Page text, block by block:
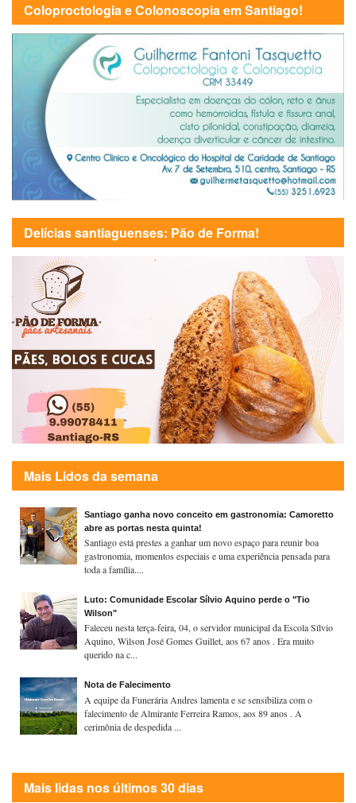
Coloproctologia e Colonoscopia em Santiago!
Delícias santiaguenses: Pão de Forma!
Mais Lidos da semana
Santiago ganha novo conceito em gastronomia: Camoretto
abre as portas nesta quinta!
Santiago está prestes a ganhar um novo espaço para reunir boa
gastronomia, momentos especiais e uma experiência pensada para
toda a família....
Luto: Comunidade Escolar Sílvio Aquino perde o "Tio
Wilson"
Faleceu nesta terça-feira, 04, o servidor municipal da Escola Sílvio
Aquino, Wilson José Gomes Guillet, aos 67 anos . Era muito
querido na c...
Nota de Falecimento
A equipe da Funerária Andres lamenta e se sensibiliza com o
falecimento de Almirante Ferreira Ramos, aos 89 anos . A
cerimônia de despedida ...
Mais lidas nos últimos 30 dias